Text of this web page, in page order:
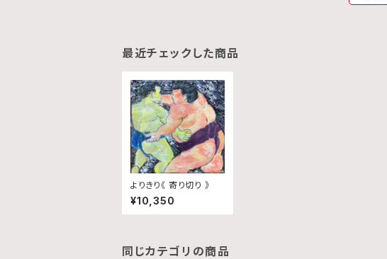
最近チェックした商品
よりきり《 寄り切り 》
¥10,350
同じカテゴリの商品